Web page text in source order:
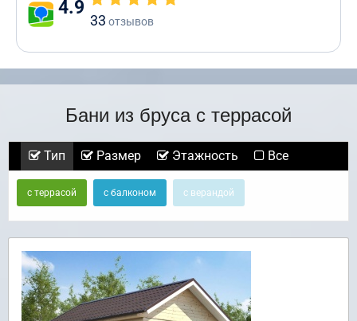
4.9
33 отзывов
Бани из бруса с террасой
Тип Размер Этажность Все
с террасой с балконом с верандой